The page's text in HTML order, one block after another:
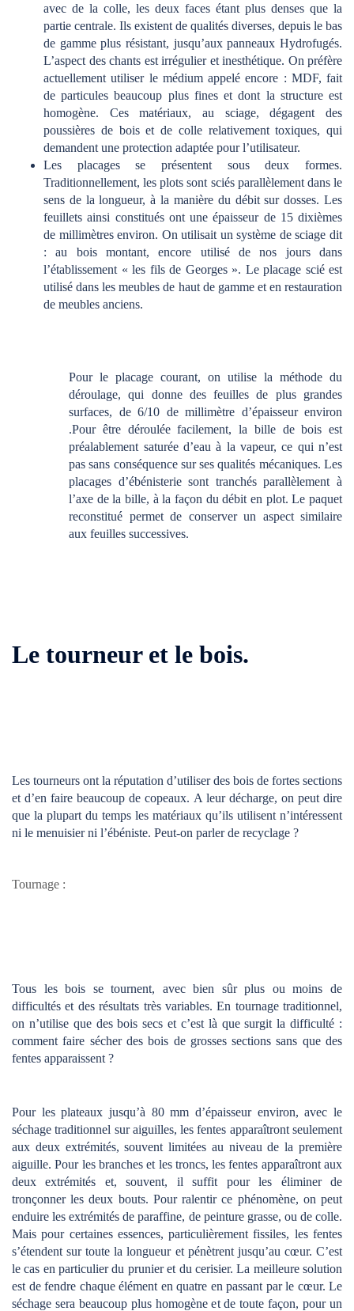
avec de la colle, les deux faces étant plus denses que la
partie centrale. Ils existent de qualités diverses, depuis le bas
de gamme plus résistant, jusqu’aux panneaux Hydrofugés.
L’aspect des chants est irrégulier et inesthétique. On préfère
actuellement utiliser le médium appelé encore : MDF, fait
de particules beaucoup plus fines et dont la structure est
homogène. Ces matériaux, au sciage, dégagent des
poussières de bois et de colle relativement toxiques, qui
demandent une protection adaptée pour l’utilisateur.
Les placages se présentent sous deux formes.
Traditionnellement, les plots sont sciés parallèlement dans le
sens de la longueur, à la manière du débit sur dosses. Les
feuillets ainsi constitués ont une épaisseur de 15 dixièmes
de millimètres environ. On utilisait un système de sciage dit
: au bois montant, encore utilisé de nos jours dans
l’établissement « les fils de Georges ». Le placage scié est
utilisé dans les meubles de haut de gamme et en restauration
de meubles anciens.
Pour le placage courant, on utilise la méthode du
déroulage, qui donne des feuilles de plus grandes
surfaces, de 6/10 de millimètre d’épaisseur environ
.Pour être déroulée facilement, la bille de bois est
préalablement saturée d’eau à la vapeur, ce qui n’est
pas sans conséquence sur ses qualités mécaniques. Les
placages d’ébénisterie sont tranchés parallèlement à
l’axe de la bille, à la façon du débit en plot. Le paquet
reconstitué permet de conserver un aspect similaire
aux feuilles successives.
Le tourneur et le bois.
Les tourneurs ont la réputation d’utiliser des bois de fortes sections
et d’en faire beaucoup de copeaux. A leur décharge, on peut dire
que la plupart du temps les matériaux qu’ils utilisent n’intéressent
ni le menuisier ni l’ébéniste. Peut-on parler de recyclage ?
Tournage :
Tous les bois se tournent, avec bien sûr plus ou moins de
difficultés et des résultats très variables. En tournage traditionnel,
on n’utilise que des bois secs et c’est là que surgit la difficulté :
comment faire sécher des bois de grosses sections sans que des
fentes apparaissent ?
Pour les plateaux jusqu’à 80 mm d’épaisseur environ, avec le
séchage traditionnel sur aiguilles, les fentes apparaîtront seulement
aux deux extrémités, souvent limitées au niveau de la première
aiguille. Pour les branches et les troncs, les fentes apparaîtront aux
deux extrémités et, souvent, il suffit pour les éliminer de
tronçonner les deux bouts. Pour ralentir ce phénomène, on peut
enduire les extrémités de paraffine, de peinture grasse, ou de colle.
Mais pour certaines essences, particulièrement fissiles, les fentes
s’étendent sur toute la longueur et pénètrent jusqu’au cœur. C’est
le cas en particulier du prunier et du cerisier. La meilleure solution
est de fendre chaque élément en quatre en passant par le cœur. Le
séchage sera beaucoup plus homogène et de toute façon, pour un